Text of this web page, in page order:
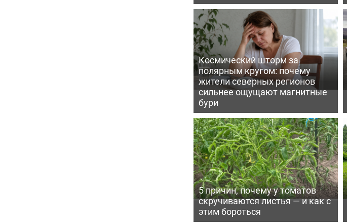
Космический шторм за
полярным кругом: почему
жители северных регионов
сильнее ощущают магнитные
бури
5 причин, почему у томатов
скручиваются листья — и как с
этим бороться